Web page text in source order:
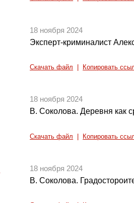
18 ноября 2024
Эксперт-криминалист
Скачать файл Копировать
18 ноября 2024
В. Соколова. Деревня как
Скачать файл Копировать
18 ноября 2024
В. Соколова.